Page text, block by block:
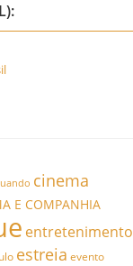
cinema
E COMPANHIA
entretenimento
estreia evento